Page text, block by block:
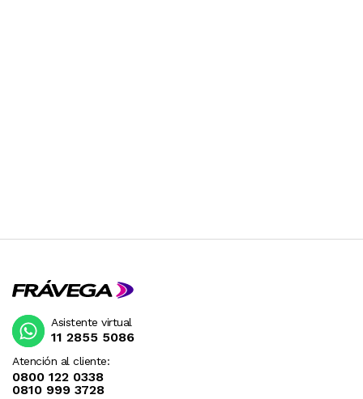
Atención al cliente:
0800 122 0338
0810 999 3728
Asistente virtual
11 2855 5086